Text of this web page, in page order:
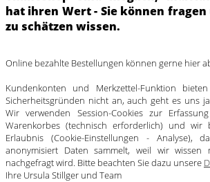
hat ihren Wert - Sie können fragen
zu schätzen wissen.
Online bezahlte Bestellungen können gerne hier
Kundenkonten und Merkzettel-Funktion
Sicherheitsgründen nicht an, auch geht es uns
Wir verwenden Session-Cookies zur
Warenkorbes (technisch erforderlich) und
Erlaubnis (Cookie-Einstellungen - Analyse),
anonymisiert Daten sammelt, weil wir wissen
nachgefragt wird. Bitte beachten Sie dazu unsere
Ihre Ursula Stillger und Team